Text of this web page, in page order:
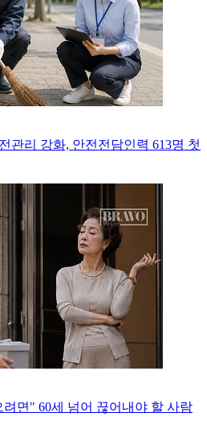
관리 강화, 안전전담인력 613명 첫
면" 60세 넘어 끊어내야 할 사람